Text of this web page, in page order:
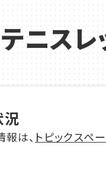
テニス
況
は、 トピックスペ